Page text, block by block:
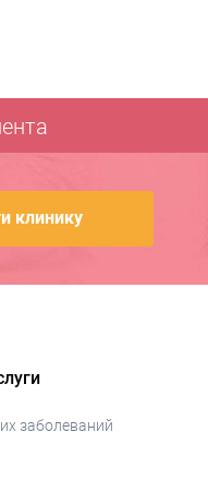
клинику
заболеваний